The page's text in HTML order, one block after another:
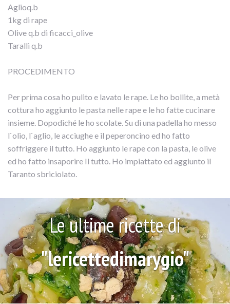
Aglioq.b
1kg di rape
Olive q.b di ficacci_olive
Taralli q.b
PROCEDIMENTO
Per prima cosa ho pulito e lavato le rape. Le ho bollite, a metà
cottura ho aggiunto le pasta nelle rape e le ho fatte cucinare
insieme. Dopodiché le ho scolate. Su di una padella ho messo
l`olio, l`aglio, le acciughe e il peperoncino ed ho fatto
soffriggere il tutto. Ho aggiunto le rape con la pasta, le olive
ed ho fatto insaporire Il tutto. Ho impiattato ed aggiunto il
Taranto sbriciolato.
Le ultime ricette di
"lericettedimarygio"